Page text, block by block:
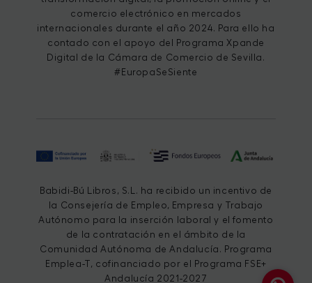
comercio electrónico en mercados
internacionales durante el año 2024. Para ello ha
contado con el apoyo del Programa Xpande
Digital de la Cámara de Comercio de Sevilla.
#EuropaSeSiente
Babidi-Bú Libros, S.L. ha recibido un incentivo de
la Consejería de Empleo, Empresa y Trabajo
Autónomo para la inserción laboral y el fomento
de la contratación en el ámbito de la
Comunidad Autónoma de Andalucía. Programa
Emplea-T, cofinanciado por el Programa FSE+
Andalucía 2021-2027